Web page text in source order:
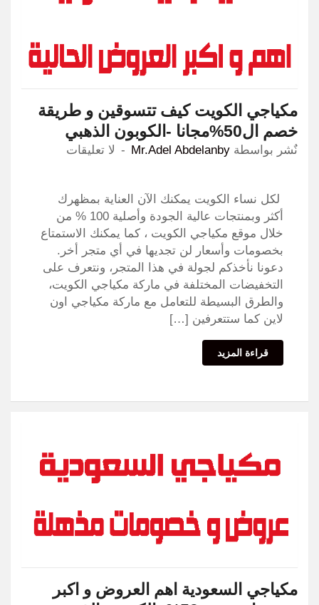
مكياجي الكويت كيف تتسوقين و طريقة
خصم ال50%مجانا -الكوبون الذهبي
نٌشر بواسطة Mr.Adel Abdelanby لا تعليقات
لكل نساء الكويت يمكنك الآن العناية بمظهرك
أكثر وبمنتجات عالية الجودة وأصلية 100 % من
خلال موقع مكياجي الكويت ، كما يمكنك الاستمتاع
بخصومات وأسعار لن تجديها في أي متجر أخر.
دعونا نأخذكم لجولة في هذا المتجر، ونتعرف على
التخفيضات المختلفة في ماركة مكياجي الكويت،
والطرق البسيطة للتعامل مع ماركة مكياجي اون
لاين كما ستتعرفين […]
قراءة المزيد
مكياجي السعودية اهم العروض و اكبر